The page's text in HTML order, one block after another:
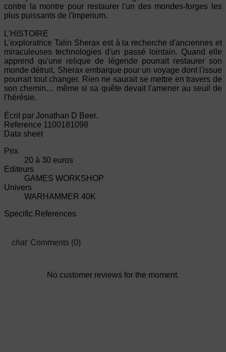
contre la montre pour restaurer l'un des mondes-forges les
plus puissants de l'Imperium.
L'HISTOIRE
L'exploratrice Talin Sherax est à la recherche d'anciennes et
miraculeuses technologies d'un passé lointain. Quand elle
apprend qu'une relique de légende pourrait restaurer son
monde détruit, Sherax embarque pour un voyage dont l'issue
pourrait tout changer. Rien ne saurait se mettre en travers de
son chemin… même si sa quête devait l'amener au seuil de
l'hérésie.
Écrit par Jonathan D Beer.
Reference 1100181098
Data sheet
Prix
20 à 30 euros
Editeurs
GAMES WORKSHOP
Univers
WARHAMMER 40K
Specific References
Comments (0)
No customer reviews for the moment.